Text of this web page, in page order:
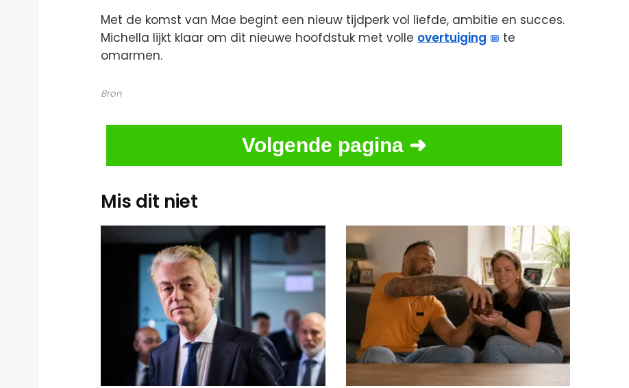
Met de komst van Mae begint een nieuw tijdperk vol liefde, ambitie en succes.
Michella lijkt klaar om dit nieuwe hoofdstuk met volle overtuiging
te
omarmen.
Bron
Volgende pagina ➜
Mis dit niet